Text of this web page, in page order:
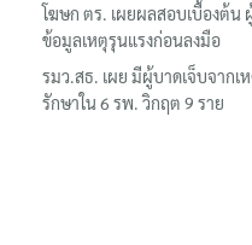
โฆษก ตร. เผยผลสอบเบื้องต้น
ข้อมูลเหตุรุนแรงก่อนลงมือ
รมว.สธ. เผย มีผู้บาดเจ็บจากเ
รักษาใน 6 รพ. วิกฤต 9 ราย